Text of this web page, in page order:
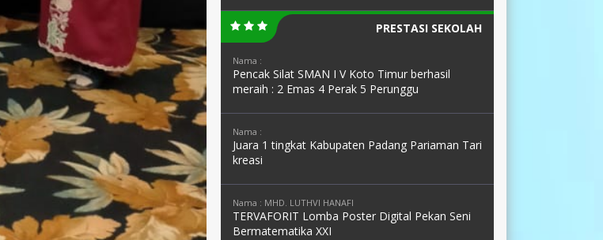
PRESTASI SEKOLAH
Nama :
Pencak Silat SMAN I V Koto Timur berhasil
meraih : 2 Emas 4 Perak 5 Perunggu
Nama :
Juara 1 tingkat Kabupaten Padang Pariaman Tari
kreasi
Nama : MHD. LUTHVI HANAFI
TERVAFORIT Lomba Poster Digital Pekan Seni
Bermatematika XXI